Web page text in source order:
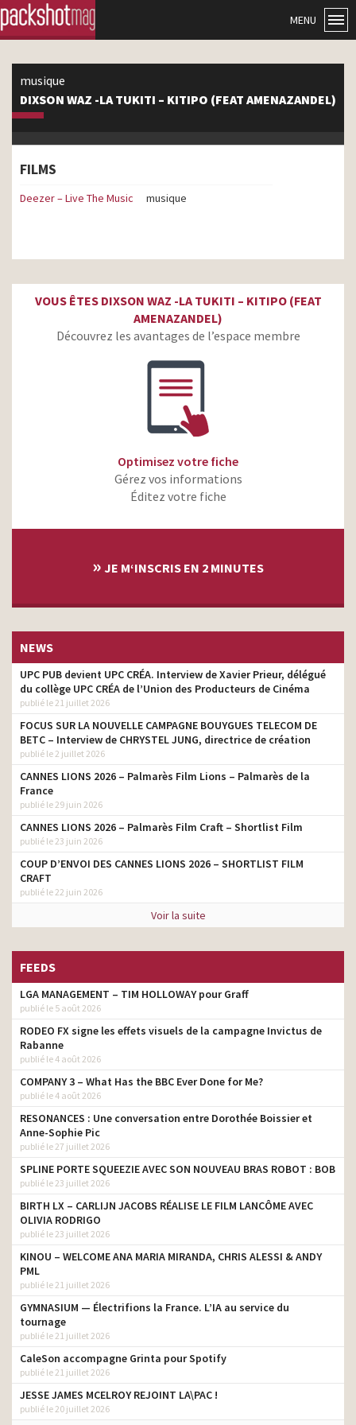
MENU
musique
DIXSON WAZ -LA TUKITI – KITIPO (FEAT AMENAZANDEL)
FILMS
Deezer – Live The Music musique
VOUS ÊTES DIXSON WAZ -LA TUKITI – KITIPO (FEAT
AMENAZANDEL)
Découvrez les avantages de l’espace membre
Optimisez votre fiche
Gérez vos informations
Éditez votre fiche
» JE M‘INSCRIS EN 2 MINUTES
NEWS
UPC PUB devient UPC CRÉA. Interview de Xavier Prieur, délégué
du collège UPC CRÉA de l’Union des Producteurs de Cinéma
publié le 21 juillet 2026
FOCUS SUR LA NOUVELLE CAMPAGNE BOUYGUES TELECOM DE
BETC – Interview de CHRYSTEL JUNG, directrice de création
publié le 2 juillet 2026
CANNES LIONS 2026 – Palmarès Film Lions – Palmarès de la
France
publié le 29 juin 2026
CANNES LIONS 2026 – Palmarès Film Craft – Shortlist Film
publié le 23 juin 2026
COUP D’ENVOI DES CANNES LIONS 2026 – SHORTLIST FILM
CRAFT
publié le 22 juin 2026
Voir la suite
FEEDS
LGA MANAGEMENT – TIM HOLLOWAY pour Graff
publié le 5 août 2026
RODEO FX signe les effets visuels de la campagne Invictus de
Rabanne
publié le 4 août 2026
COMPANY 3 – What Has the BBC Ever Done for Me?
publié le 4 août 2026
RESONANCES : Une conversation entre Dorothée Boissier et
Anne-Sophie Pic
publié le 27 juillet 2026
SPLINE PORTE SQUEEZIE AVEC SON NOUVEAU BRAS ROBOT : BOB
publié le 23 juillet 2026
BIRTH LX – CARLIJN JACOBS RÉALISE LE FILM LANCÔME AVEC
OLIVIA RODRIGO
publié le 23 juillet 2026
KINOU – WELCOME ANA MARIA MIRANDA, CHRIS ALESSI & ANDY
PML
publié le 21 juillet 2026
GYMNASIUM — Électrifions la France. L’IA au service du
tournage
publié le 21 juillet 2026
CaleSon accompagne Grinta pour Spotify
publié le 21 juillet 2026
JESSE JAMES MCELROY REJOINT LA\PAC !
publié le 20 juillet 2026